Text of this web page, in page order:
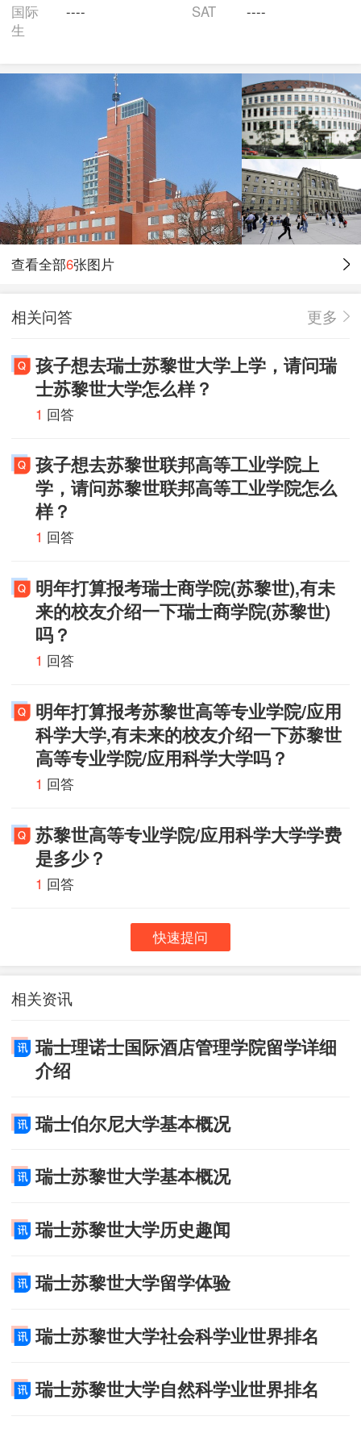
国际
生
---- SAT ----
查看全部6张图片
相关问答 更多
孩子想去瑞士苏黎世大学上学，请问瑞
士苏黎世大学怎么样？
1 回答
孩子想去苏黎世联邦高等工业学院上
学，请问苏黎世联邦高等工业学院怎么
样？
1 回答
明年打算报考瑞士商学院(苏黎世),有未
来的校友介绍一下瑞士商学院(苏黎世)
吗？
1 回答
明年打算报考苏黎世高等专业学院/应用
科学大学,有未来的校友介绍一下苏黎世
高等专业学院/应用科学大学吗？
1 回答
苏黎世高等专业学院/应用科学大学学费
是多少？
1 回答
快速提问
相关资讯
瑞士理诺士国际酒店管理学院留学详细
介绍
瑞士伯尔尼大学基本概况
瑞士苏黎世大学基本概况
瑞士苏黎世大学历史趣闻
瑞士苏黎世大学留学体验
瑞士苏黎世大学社会科学业世界排名
瑞士苏黎世大学自然科学业世界排名